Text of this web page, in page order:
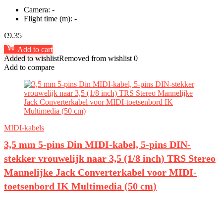
Camera: -
Flight time (m): -
€9.35
Add to cart
Added to wishlistRemoved from wishlist 0
Add to compare
MIDI-kabels
3,5 mm 5-pins Din MIDI-kabel, 5-pins DIN-
stekker vrouwelijk naar 3,5 (1/8 inch) TRS Stereo
Mannelijke Jack Converterkabel voor MIDI-
toetsenbord IK Multimedia (50 cm)